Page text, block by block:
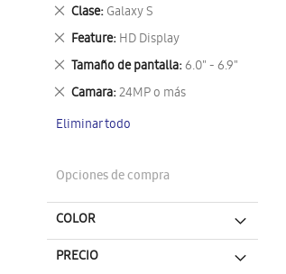
Clase Galaxy S
Eliminar
este
artículo
Feature HD Display
Eliminar
este
artículo
Tamaño de pantalla 6.0" - 6.9"
Eliminar
este
artículo
Camara 24MP o más
Eliminar
artículo
Eliminar todo
Opciones de compra
COLOR
PRECIO